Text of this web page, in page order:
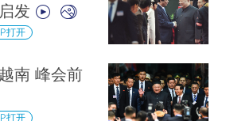
发
打开
南 峰会前
打开